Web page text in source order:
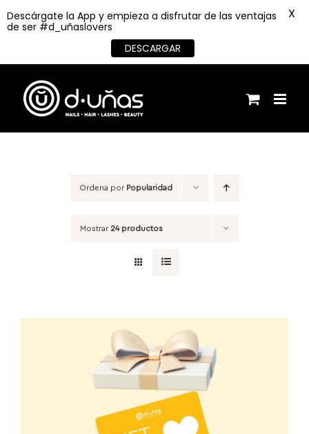
contenido
Ordena por Popularidad
Mostrar 24 productos
Descárgate la App y empieza a disfrutar de las ventajas
de ser #d_uñaslovers
DESCARGAR
X